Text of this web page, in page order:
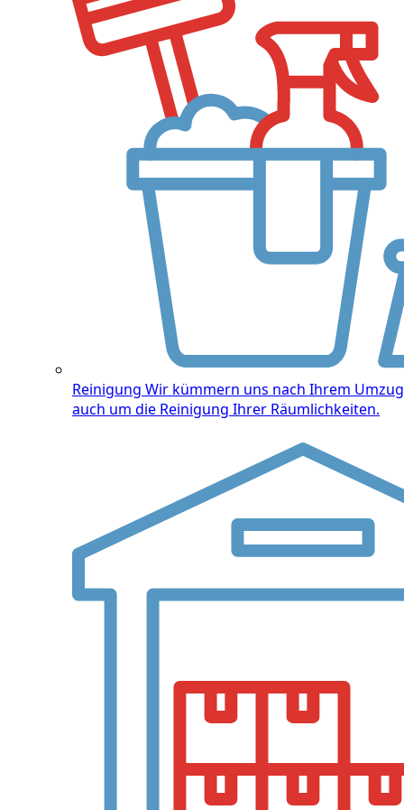
Reinigung Wir kümmern uns nach Ihrem Umzug
auch um die Reinigung Ihrer Räumlichkeiten.